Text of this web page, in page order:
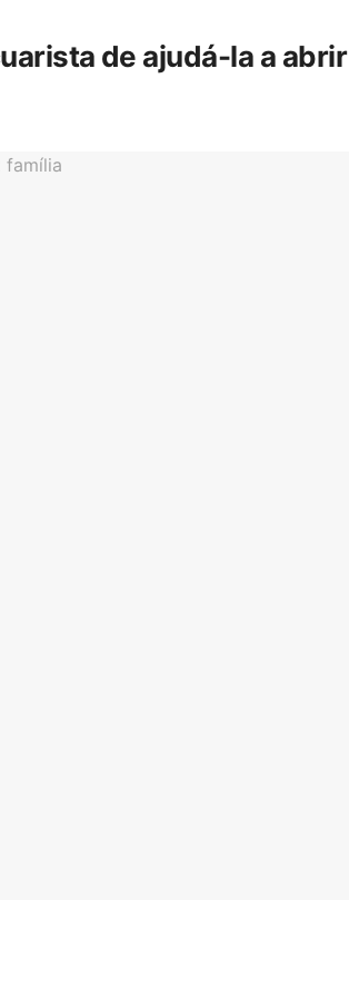
de ajudá-la a abrir